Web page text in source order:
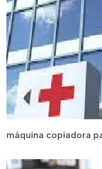
máquina copiadora